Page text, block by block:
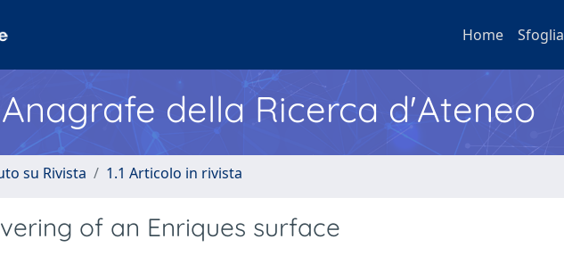
Home Sfoglia
della Ricerca d'Ateneo
su Rivista 1.1 Articolo in rivista
of an Enriques surface